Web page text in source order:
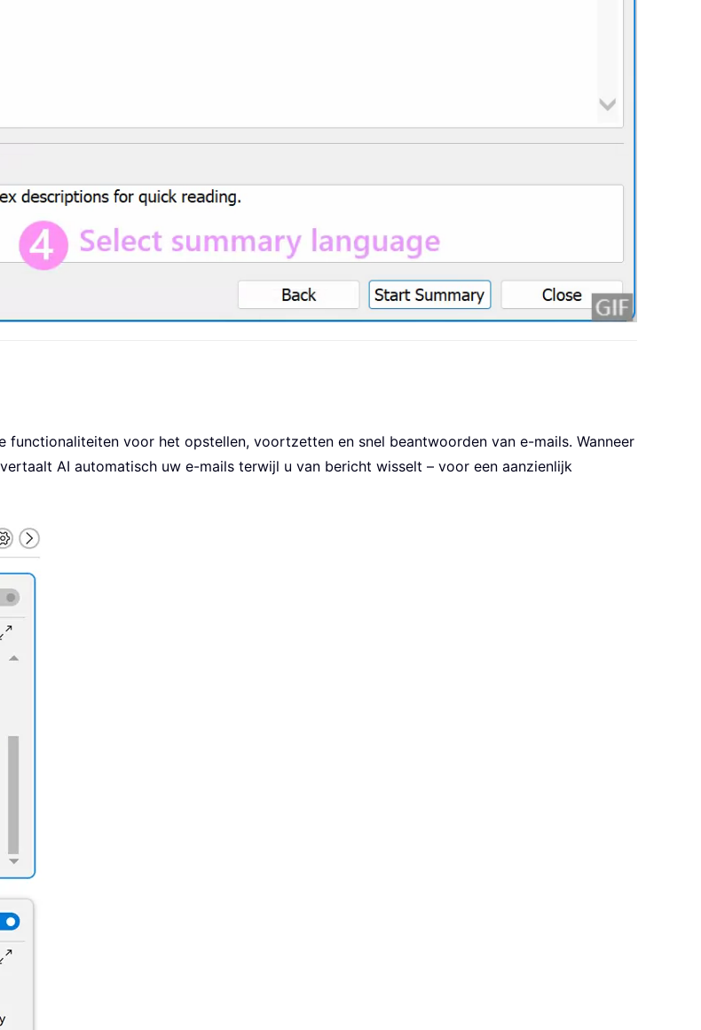
voor het opstellen, voortzetten en snel beantwoorden van e-mails. Wanneer
AI automatisch uw e-mails terwijl u van bericht wisselt – voor een aanzienlijk